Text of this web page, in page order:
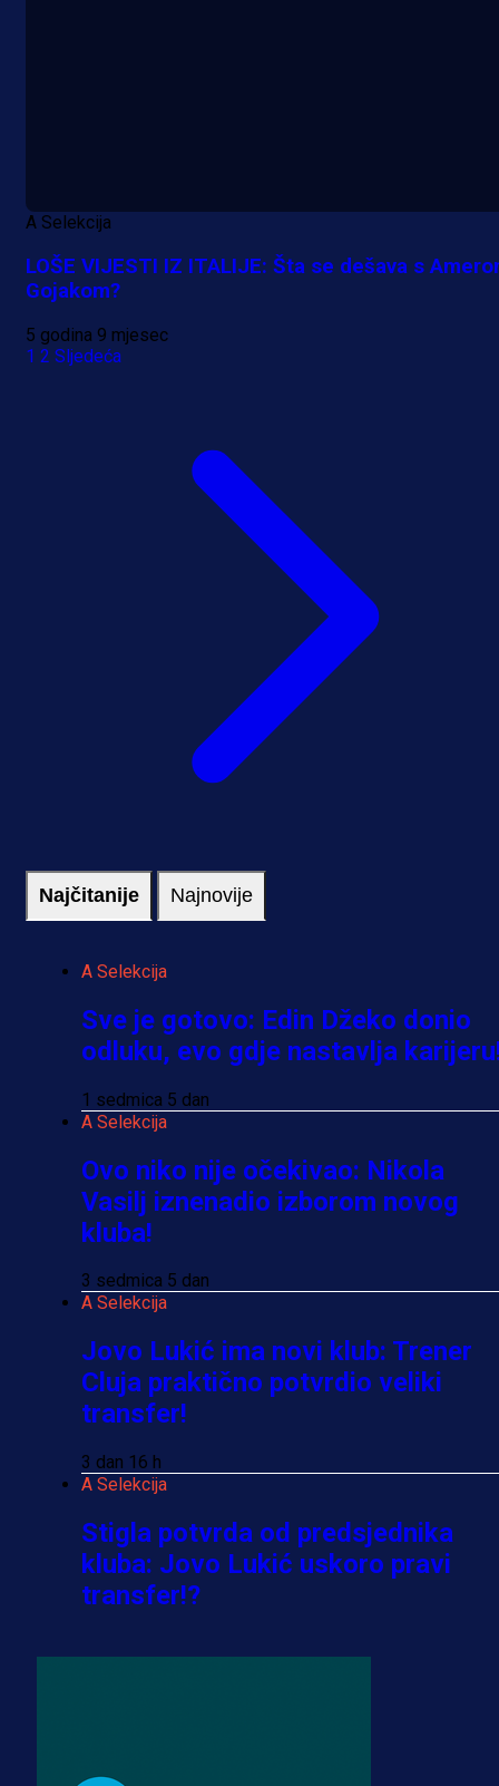
A Selekcija
LOŠE VIJESTI IZ ITALIJE: Šta se dešava s
Gojakom?
5 godina 9 mjesec
1 2 Sljedeća
Najčitanije Najnovije
A Selekcija
Sve je gotovo: Edin Džeko donio
odluku, evo gdje nastavlja
1 sedmica 5 dan
A Selekcija
Ovo niko nije očekivao: Nikola
Vasilj iznenadio izborom novog
kluba!
3 sedmica 5 dan
A Selekcija
Jovo Lukić ima novi klub: Trener
Cluja praktično potvrdio veliki
transfer!
3 dan 16 h
A Selekcija
Stigla potvrda od predsjednika
kluba: Jovo Lukić uskoro pravi
transfer!?
dres BiH!